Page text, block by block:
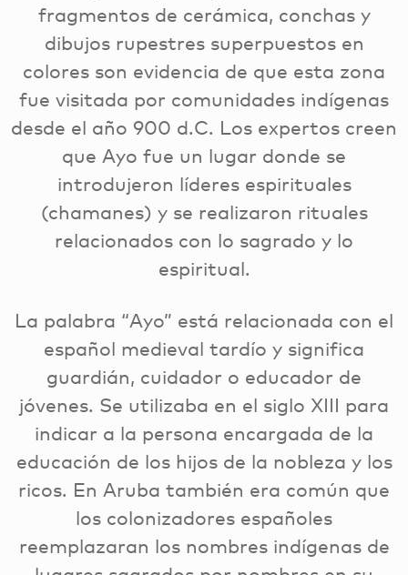
fragmentos de cerámica, conchas y
dibujos rupestres superpuestos en
colores son evidencia de que esta zona
fue visitada por comunidades indígenas
desde el año 900 d.C. Los expertos creen
que Ayo fue un lugar donde se
introdujeron líderes espirituales
(chamanes) y se realizaron rituales
relacionados con lo sagrado y lo
espiritual.
La palabra “Ayo” está relacionada con el
español medieval tardío y significa
guardián, cuidador o educador de
jóvenes. Se utilizaba en el siglo XIII para
indicar a la persona encargada de la
educación de los hijos de la nobleza y los
ricos. En Aruba también era común que
los colonizadores españoles
reemplazaran los nombres indígenas de